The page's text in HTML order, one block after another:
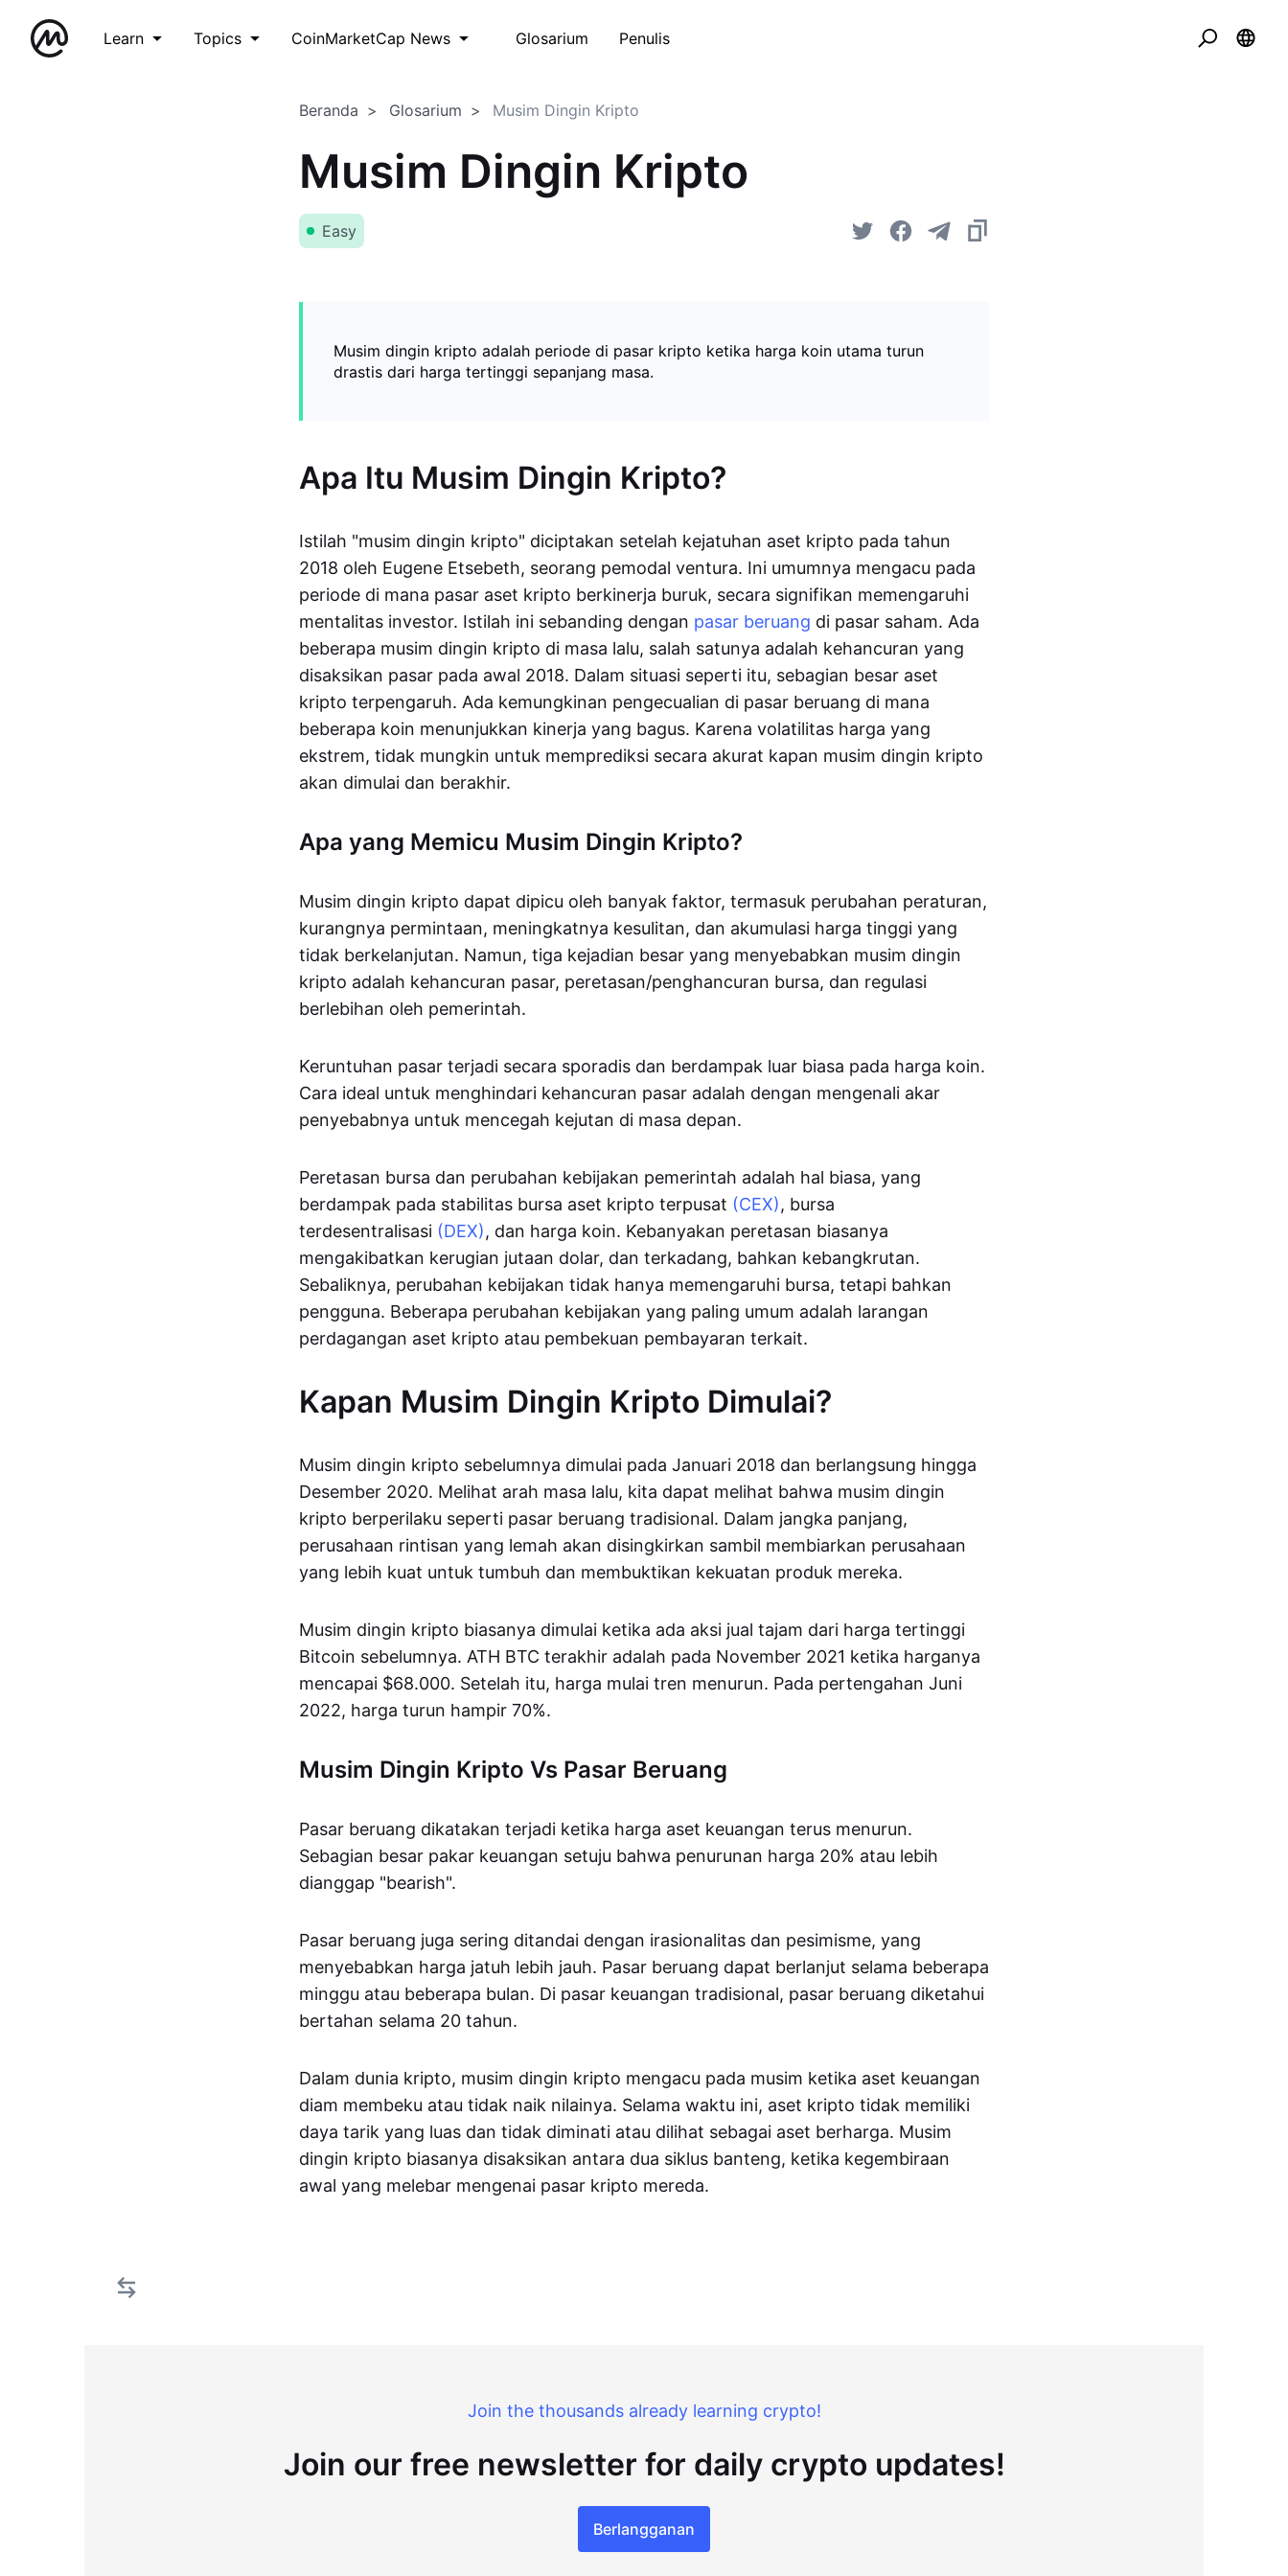
Learn Topics CoinMarketCap News Glosarium Penulis
Beranda Glosarium Musim Dingin Kripto
Musim Dingin Kripto
Easy
Musim dingin kripto adalah periode di pasar kripto ketika harga koin utama turun
drastis dari harga tertinggi sepanjang masa.
Apa Itu Musim Dingin Kripto?
Istilah "musim dingin kripto" diciptakan setelah kejatuhan aset kripto pada tahun
2018 oleh Eugene Etsebeth, seorang pemodal ventura. Ini umumnya mengacu pada
periode di mana pasar aset kripto berkinerja buruk, secara signifikan memengaruhi
mentalitas investor. Istilah ini sebanding dengan pasar beruang di pasar saham. Ada
beberapa musim dingin kripto di masa lalu, salah satunya adalah kehancuran yang
disaksikan pasar pada awal 2018. Dalam situasi seperti itu, sebagian besar aset
kripto terpengaruh. Ada kemungkinan pengecualian di pasar beruang di mana
beberapa koin menunjukkan kinerja yang bagus. Karena volatilitas harga yang
ekstrem, tidak mungkin untuk memprediksi secara akurat kapan musim dingin kripto
akan dimulai dan berakhir.
Apa yang Memicu Musim Dingin Kripto?
Musim dingin kripto dapat dipicu oleh banyak faktor, termasuk perubahan peraturan,
kurangnya permintaan, meningkatnya kesulitan, dan akumulasi harga tinggi yang
tidak berkelanjutan. Namun, tiga kejadian besar yang menyebabkan musim dingin
kripto adalah kehancuran pasar, peretasan/penghancuran bursa, dan regulasi
berlebihan oleh pemerintah.
Keruntuhan pasar terjadi secara sporadis dan berdampak luar biasa pada harga koin.
Cara ideal untuk menghindari kehancuran pasar adalah dengan mengenali akar
penyebabnya untuk mencegah kejutan di masa depan.
Peretasan bursa dan perubahan kebijakan pemerintah adalah hal biasa, yang
berdampak pada stabilitas bursa aset kripto terpusat (CEX), bursa
terdesentralisasi (DEX), dan harga koin. Kebanyakan peretasan biasanya
mengakibatkan kerugian jutaan dolar, dan terkadang, bahkan kebangkrutan.
Sebaliknya, perubahan kebijakan tidak hanya memengaruhi bursa, tetapi bahkan
pengguna. Beberapa perubahan kebijakan yang paling umum adalah larangan
perdagangan aset kripto atau pembekuan pembayaran terkait.
Kapan Musim Dingin Kripto Dimulai?
Musim dingin kripto sebelumnya dimulai pada Januari 2018 dan berlangsung hingga
Desember 2020. Melihat arah masa lalu, kita dapat melihat bahwa musim dingin
kripto berperilaku seperti pasar beruang tradisional. Dalam jangka panjang,
perusahaan rintisan yang lemah akan disingkirkan sambil membiarkan perusahaan
yang lebih kuat untuk tumbuh dan membuktikan kekuatan produk mereka.
Musim dingin kripto biasanya dimulai ketika ada aksi jual tajam dari harga tertinggi
Bitcoin sebelumnya. ATH BTC terakhir adalah pada November 2021 ketika harganya
mencapai $68.000. Setelah itu, harga mulai tren menurun. Pada pertengahan Juni
2022, harga turun hampir 70%.
Musim Dingin Kripto Vs Pasar Beruang
Pasar beruang dikatakan terjadi ketika harga aset keuangan terus menurun.
Sebagian besar pakar keuangan setuju bahwa penurunan harga 20% atau lebih
dianggap "bearish".
Pasar beruang juga sering ditandai dengan irasionalitas dan pesimisme, yang
menyebabkan harga jatuh lebih jauh. Pasar beruang dapat berlanjut selama beberapa
minggu atau beberapa bulan. Di pasar keuangan tradisional, pasar beruang diketahui
bertahan selama 20 tahun.
Dalam dunia kripto, musim dingin kripto mengacu pada musim ketika aset keuangan
diam membeku atau tidak naik nilainya. Selama waktu ini, aset kripto tidak memiliki
daya tarik yang luas dan tidak diminati atau dilihat sebagai aset berharga. Musim
dingin kripto biasanya disaksikan antara dua siklus banteng, ketika kegembiraan
awal yang melebar mengenai pasar kripto mereda.
Join the thousands already learning crypto!
Join our free newsletter for daily crypto updates!
Berlangganan